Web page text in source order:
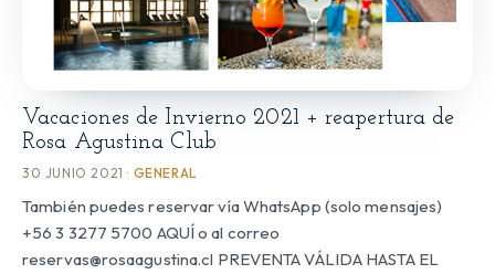
Vacaciones de Invierno 2021 + reapertura de
Rosa Agustina Club
30 JUNIO 2021 · GENERAL
También puedes reservar vía WhatsApp (solo mensajes)
+56 3 3277 5700 AQUÍ o al correo
reservas@rosaagustina.cl PREVENTA VÁLIDA HASTA EL